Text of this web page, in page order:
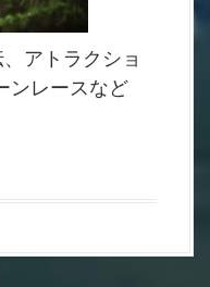
アトラクショ
ンレースなど